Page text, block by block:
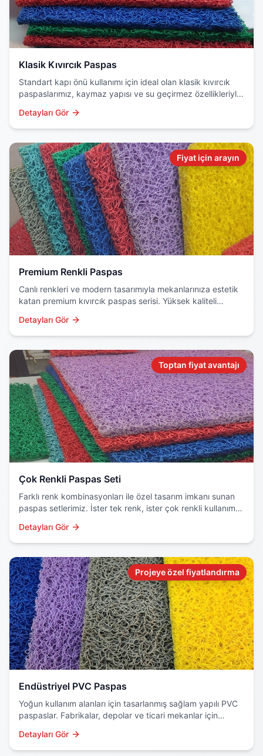
Klasik Kıvırcık Paspas
Standart kapı önü kullanımı için ideal olan klasik kıvırcık
paspaslarımız, kaymaz yapısı ve su geçirmez özellikleriyle
Detayları Gör
Fiyat için arayın
Premium Renkli Paspas
Canlı renkleri ve modern tasarımıyla mekanlarınıza estetik
katan premium kıvırcık paspas serisi. Yüksek kaliteli
Detayları Gör
Toptan fiyat avantajı
Çok Renkli Paspas Seti
Farklı renk kombinasyonları ile özel tasarım imkanı sunan
paspas setlerimiz. İster tek renk, ister çok renkli kullanım
Detayları Gör
Projeye özel fiyatlandırma
Endüstriyel PVC Paspas
Yoğun kullanım alanları için tasarlanmış sağlam yapılı PVC
paspaslar. Fabrikalar, depolar ve ticari mekanlar için
Detayları Gör